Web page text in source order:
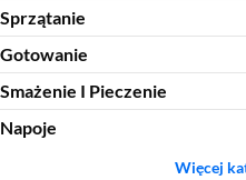
Sprzątanie
Gotowanie
Smażenie I Pieczenie
Napoje
Więcej